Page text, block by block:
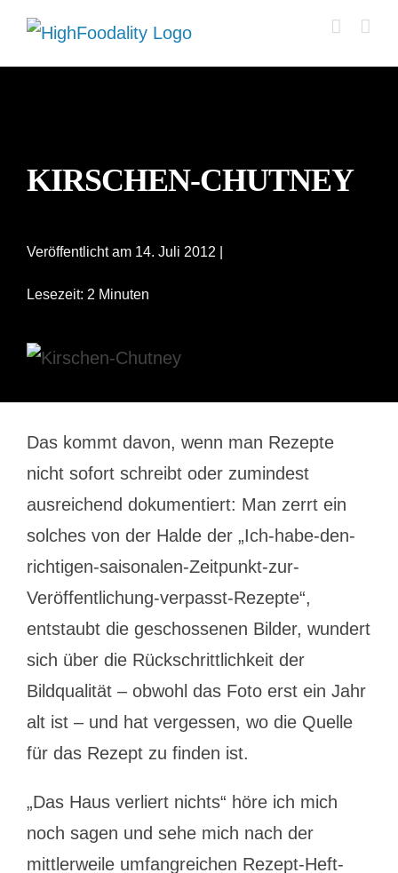
Zum
Inhalt
KIRSCHEN-CHUTNEY
Veröffentlicht am 14. Juli 2012 |
Lesezeit: 2 Minuten
Das kommt davon, wenn man Rezepte
nicht sofort schreibt oder zumindest
ausreichend dokumentiert: Man zerrt ein
solches von der Halde der „Ich-habe-den-
richtigen-saisonalen-Zeitpunkt-zur-
Veröffentlichung-verpasst-Rezepte“,
entstaubt die geschossenen Bilder, wundert
sich über die Rückschrittlichkeit der
Bildqualität – obwohl das Foto erst ein Jahr
alt ist – und hat vergessen, wo die Quelle
für das Rezept zu finden ist.
„Das Haus verliert nichts“ höre ich mich
noch sagen und sehe mich nach der
mittlerweile umfangreichen Rezept-Heft-